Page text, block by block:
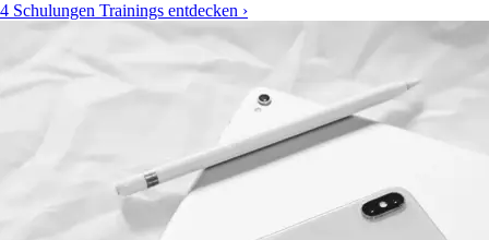
4 Schulungen Trainings entdecken ›